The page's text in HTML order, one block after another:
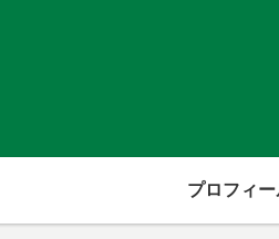
プロフィー